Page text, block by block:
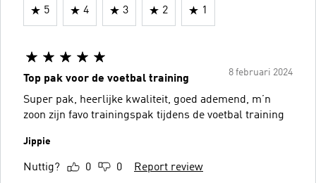
5 4 3 2 1
8 februari 2024
Top pak voor de voetbal training
Super pak, heerlijke kwaliteit, goed ademend, m’n
zoon zijn favo trainingspak tijdens de voetbal training
Jippie
Nuttig? 0 0 Report review